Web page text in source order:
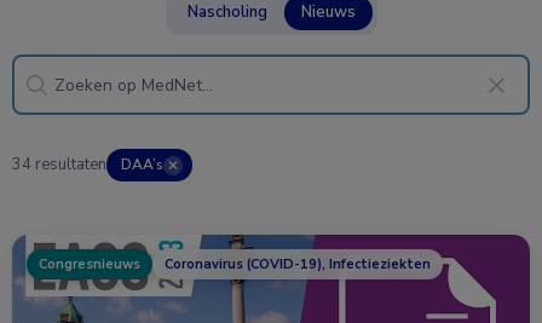
Nascholing Nieuws
34 resultaten DAA’s ✕
Congresnieuws Coronavirus (COVID-19), Infectieziekten